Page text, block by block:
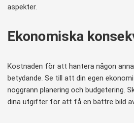
aspekter.
Ekonomiska
Kostnaden för att hantera någon
betydande. Se till att din egen
noggrann planering och budgetering.
dina utgifter för att få en bättre bild